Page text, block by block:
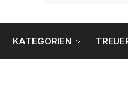
KATEGORIEN